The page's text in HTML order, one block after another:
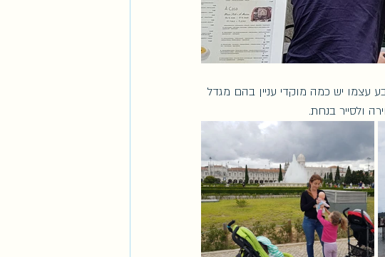
עצמו יש כמה מוקדי עניין בהם מגדל